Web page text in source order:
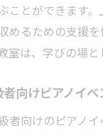
ことができます
めるための支援
室は、学びの場と
向けピアノイベ
者向けのピアノ